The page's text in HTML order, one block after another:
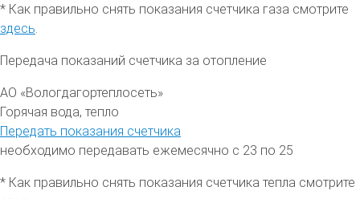
* Как правильно снять показания счетчика газа смотрите
здесь
Передача показаний счетчика за отопление
АО «Вологдагортеплосеть»
Горячая вода, тепло
Передать показания счетчика
необходимо передавать ежемесячно с 23 по 25
* Как правильно снять показания счетчика тепла смотрите